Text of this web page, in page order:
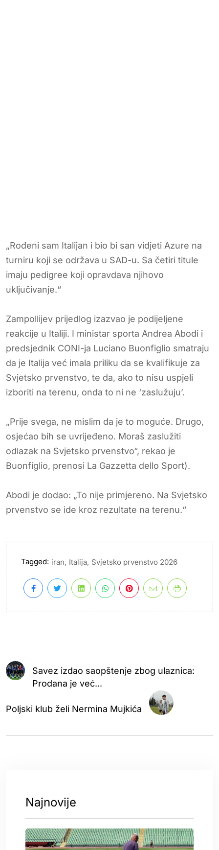
„Rođeni sam Italijan i bio bi san vidjeti Azure na
turniru koji se održava u SAD-u. Sa četiri titule
imaju pedigree koji opravdava njihovo
uključivanje.“
Zampollijev prijedlog izazvao je podijeljene
reakcije u Italiji. I ministar sporta Andrea Abodi i
predsjednik CONI-ja Luciano Buonfiglio smatraju
da je Italija već imala priliku da se kvalifikuje za
Svjetsko prvenstvo, te da, ako to nisu uspjeli
izboriti na terenu, onda to ni ne ‘zaslužuju’.
„Prije svega, ne mislim da je to moguće. Drugo,
osjećao bih se uvrijeđeno. Moraš zaslužiti
odlazak na Svjetsko prvenstvo“, rekao je
Buonfiglio, prenosi La Gazzetta dello Sport).
Abodi je dodao: „To nije primjereno. Na Svjetsko
prvenstvo se ide kroz rezultate na terenu.“
Tagged: iran, Italija, Svjetsko prvenstvo 2026
Savez izdao saopštenje zbog ulaznica:
Prodana je već...
Poljski klub želi Nermina Mujkića
Najnovije